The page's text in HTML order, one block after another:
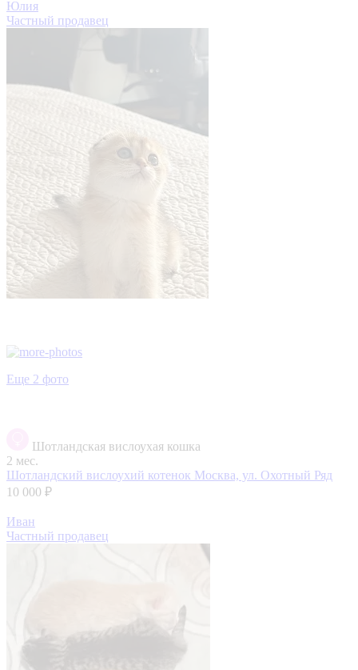
Юлия
Частный продавец
Еще 2 фото
Шотландская вислоухая кошка
2 мес.
Шотландский вислоухий котенок Москва, ул. Охотный Ряд
10 000 ₽
Иван
Частный продавец